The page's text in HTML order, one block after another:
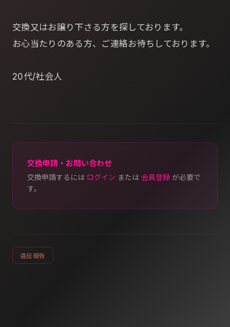
交換又はお譲り下さる方を探しております。
お心当たりのある方、ご連絡お待ちしております。
20代/社会人
交換申請・お問い合わせ
交換申請するには ログイン または 会員登録 が必要で
す。
違反報告